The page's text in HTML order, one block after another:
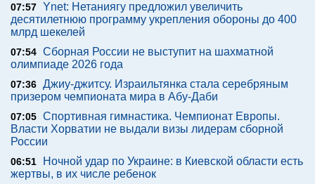
07:57 Ynet: Нетаниягу предложил увеличить
десятилетнюю программу укрепления обороны до 400
млрд шекелей
07:54 Сборная России не выступит на шахматной
олимпиаде 2026 года
07:36 Джиу-джитсу. Израильтянка стала серебряным
призером чемпионата мира в Абу-Даби
07:05 Спортивная гимнастика. Чемпионат Европы.
Власти Хорватии не выдали визы лидерам сборной
России
06:51
Ночной удар по Украине: в Киевской области есть
жертвы, в их числе ребенок